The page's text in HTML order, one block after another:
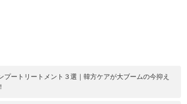
プートリートメント３選｜韓方ケアが大ブームの今抑え